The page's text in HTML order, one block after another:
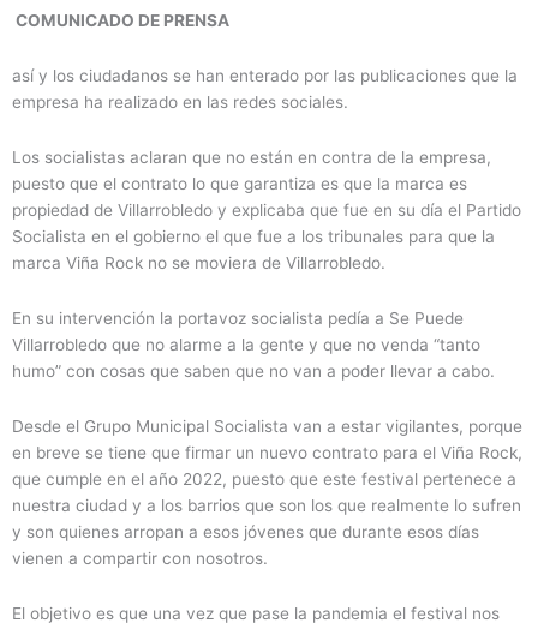
COMUNICADO DE PRENSA
así y los ciudadanos se han enterado por las publicaciones que la
empresa ha realizado en las redes sociales.
Los socialistas aclaran que no están en contra de la empresa,
puesto que el contrato lo que garantiza es que la marca es
propiedad de Villarrobledo y explicaba que fue en su día el Partido
Socialista en el gobierno el que fue a los tribunales para que la
marca Viña Rock no se moviera de Villarrobledo.
En su intervención la portavoz socialista pedía a Se Puede
Villarrobledo que no alarme a la gente y que no venda “tanto
humo” con cosas que saben que no van a poder llevar a cabo.
Desde el Grupo Municipal Socialista van a estar vigilantes, porque
en breve se tiene que firmar un nuevo contrato para el Viña Rock,
que cumple en el año 2022, puesto que este festival pertenece a
nuestra ciudad y a los barrios que son los que realmente lo sufren
y son quienes arropan a esos jóvenes que durante esos días
vienen a compartir con nosotros.
El objetivo es que una vez que pase la pandemia el festival nos